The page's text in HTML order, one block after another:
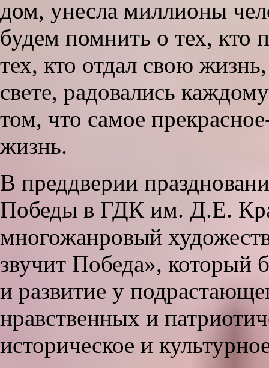
дом, унесла миллионы
будем помнить о тех, кто
тех, кто отдал свою
свете, радовались
том, что самое
жизнь.
В преддверии
Победы в ГДК им. Д.Е.
многожанровый
звучит Победа», который
и развитие у
нравственных и
историческое и